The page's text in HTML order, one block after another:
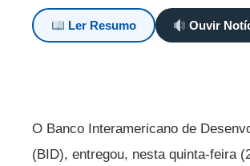
Ler Resumo Ouvir
O Banco Interamericano de
(BID), entregou, nesta quinta-feira